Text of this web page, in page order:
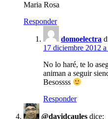
Maria Rosa
Responder
domoelectra
17 diciembre 2012
No lo haré, te lo
animan a seguir
Besossss
Responder
@davidcaules dice: